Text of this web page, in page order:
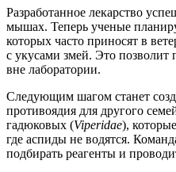
Разработанное лекарство
мышах. Теперь ученые
которых часто приносят в
с укусами змей. Это позволит
вне лаборатории.
Следующим шагом станет
противоядия для другого
гадюковых (Viperidae),
где аспиды не водятся.
подбирать реагенты и